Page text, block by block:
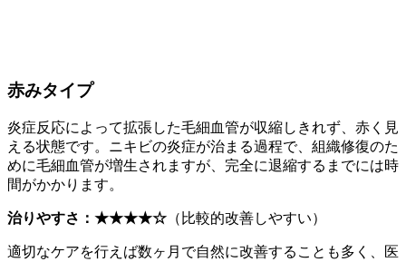
赤みタイプ
炎症反応によって拡張した毛細血管が収縮しきれず、赤く見
える状態です。ニキビの炎症が治まる過程で、組織修復のた
めに毛細血管が増生されますが、完全に退縮するまでには時
間がかかります。
治りやすさ：★★★★☆ （比較的改善しやすい）
適切なケアを行えば数ヶ月で自然に改善することも多く、医